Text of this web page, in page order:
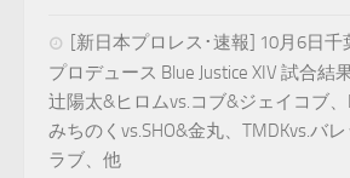
[新日本プロレス･速報] 10月6日千
プロデュース Blue Justice XIV 試合結
辻陽太&ヒロムvs.コブ&ジェイコブ、
みちのくvs.SHO&金丸、TMDKvs.バレ
ラブ、他